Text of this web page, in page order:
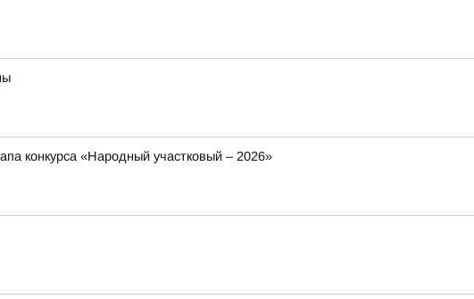
конкурса «Народный участковый – 2026»